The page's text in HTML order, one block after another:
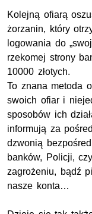
Kolejną ofiarą
żorzanin, który
logowania do
rzekomej strony
10000 złotych.
To znana metoda
swoich ofiar i
sposobów ich
informują za
dzwonią
banków, Policji,
zagrożeniu, bądź
nasze konta…